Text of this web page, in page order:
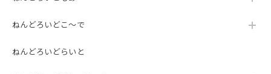
ねんどろいどこ～で
ねんどろいどらいと